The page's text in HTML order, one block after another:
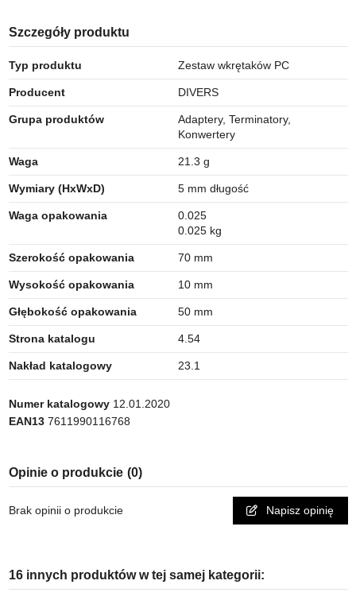
Szczegóły produktu
Typ produktu Zestaw wkrętaków PC
Producent DIVERS
Grupa produktów
Adaptery, Terminatory,
Konwertery
Waga 21.3 g
Wymiary (HxWxD) 5 mm długość
Waga opakowania
0.025
0.025 kg
Szerokość opakowania 70 mm
Wysokość opakowania 10 mm
Głębokość opakowania 50 mm
Strona katalogu 4.54
Nakład katalogowy 23.1
Numer katalogowy 12.01.2020
EAN13 7611990116768
Opinie o produkcie (0)
Brak opinii o produkcie Napisz opinię
16 innych produktów w tej samej kategorii: